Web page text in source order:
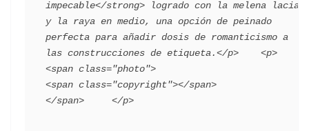
impecable</strong> logrado con la melena lacia
y la raya en medio, una opción de peinado
perfecta para añadir dosis de romanticismo a
las construcciones de etiqueta.</p>    <p>
<span class="photo">
<span class="copyright"></span>